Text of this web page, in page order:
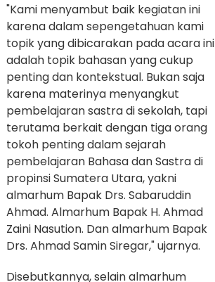
"Kami menyambut baik kegiatan ini
karena dalam sepengetahuan kami
topik yang dibicarakan pada acara ini
adalah topik bahasan yang cukup
penting dan kontekstual. Bukan saja
karena materinya menyangkut
pembelajaran sastra di sekolah, tapi
terutama berkait dengan tiga orang
tokoh penting dalam sejarah
pembelajaran Bahasa dan Sastra di
propinsi Sumatera Utara, yakni
almarhum Bapak Drs. Sabaruddin
Ahmad. Almarhum Bapak H. Ahmad
Zaini Nasution. Dan almarhum Bapak
Drs. Ahmad Samin Siregar," ujarnya.
Disebutkannya, selain almarhum